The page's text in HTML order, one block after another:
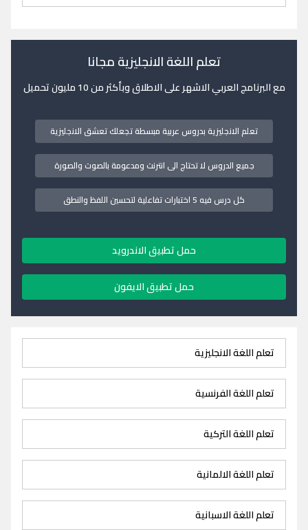
تعلم اللغة الانجليزية مجانا
مع البرنامج العربي الاشهر على الاطلاق وبأكثر من 10 مليون تحميل
تعلم الانجليزية بدروس عربية مبسطة تجعلك تعشق الانجليزية
جميع الدروس لا تحتاج الى انترنت ومدعومة بالصوت والصورة
كل درس فيه 5 اختبارات تفاعلية لتحسين اللفظ والنطق
حمل تطبيق الاندرويد
حمل تطبيق الايفون
تعلم اللغة الانجليزية
تعلم اللغة الفرنسية
تعلم اللغة التركية
تعلم اللغة الالمانية
تعلم اللغة الاسبانية